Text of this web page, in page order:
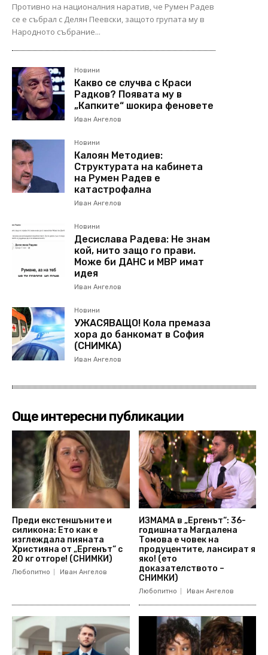
Противно на националния наратив, че Румен Радев
се е събрал с Делян Пеевски, защото групата му в
Народното събрание...
Новини
Какво се случва с Краси
Радков? Появата му в
„Капките“ шокира феновете
Иван Ангелов
Новини
Калоян Методиев:
Структурата на кабинета
на Румен Радев е
катастрофална
Иван Ангелов
Новини
Десислава Радева: Не знам
кой, нито защо го прави.
Може би ДАНС и МВР имат
идея
Иван Ангелов
Новини
УЖАСЯВАЩО! Кола премаза
хора до банкомат в София
(СНИМКА)
Иван Ангелов
Още интересни публикации
Преди екстеншъните и
силикона: Ето как е
изглеждала пияната
Християна от „Ергенът“ с
20 кг отгоре! (СНИМКИ)
Любопитно Иван Ангелов
ИЗМАМА в „Ергенът“: 36-
годишната Магдалена
Томова е човек на
продуцентите, лансират я
яко! (ето
доказателството –
СНИМКИ)
Любопитно Иван Ангелов